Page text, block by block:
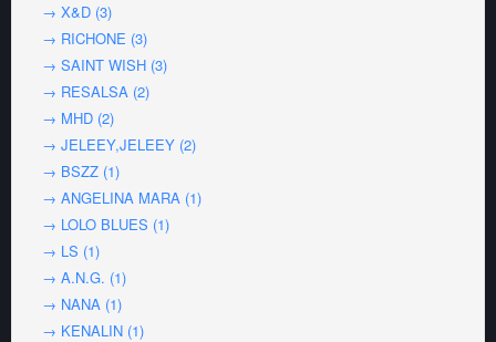
→ X&D (3)
→ RICHONE (3)
→ SAINT WISH (3)
→ RESALSA (2)
→ MHD (2)
→ JELEEY,JELEEY (2)
→ BSZZ (1)
→ ANGELINA MARA (1)
→ LOLO BLUES (1)
→ LS (1)
→ A.N.G. (1)
→ NANA (1)
→ KENALIN (1)